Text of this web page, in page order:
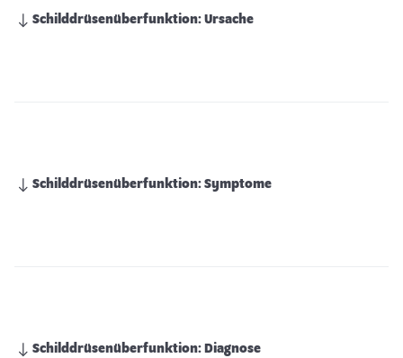
Schilddrüsenüberfunktion: Ursache
Schilddrüsenüberfunktion: Symptome
Schilddrüsenüberfunktion: Diagnose